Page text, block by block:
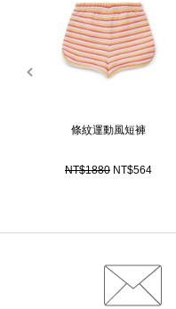
條紋運動風短褲
NT$1880 NT$564